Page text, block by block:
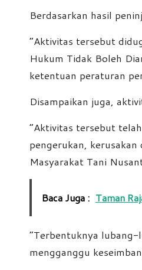
Berdasarkan hasil
“Aktivitas tersebut
Hukum Tidak Boleh
ketentuan peraturan
Disampaikan juga,
“Aktivitas tersebut
pengerukan,
Masyarakat Tani
Baca Juga : Taman
“Terbentuknya lubang-
mengganggu